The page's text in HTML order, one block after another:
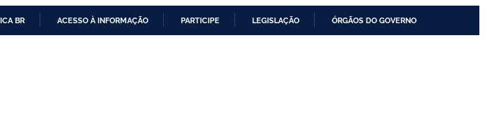
BR ACESSO À INFORMAÇÃO PARTICIPE LEGISLAÇÃO ÓRGÃOS DO GOVERNO